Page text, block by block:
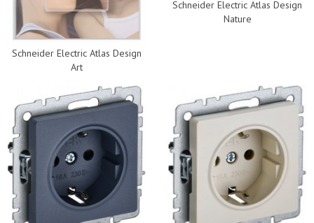
Schneider Electric Atlas Design
Art
Schneider Electric Atlas Design
Nature